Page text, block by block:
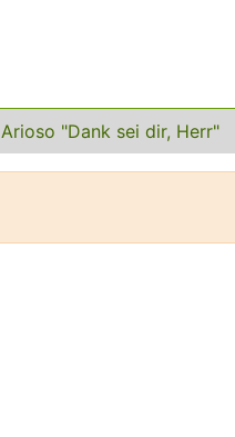
Arioso "Dank sei dir, Herr"